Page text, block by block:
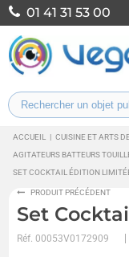
01 41 31 53 00
ACCUEIL | CUISINE ET ARTS
AGITATEURS BATTEURS
SET COCKTAIL ÉDITION
PRODUIT PRÉCÉDENT
Set
Réf.00053V0172909